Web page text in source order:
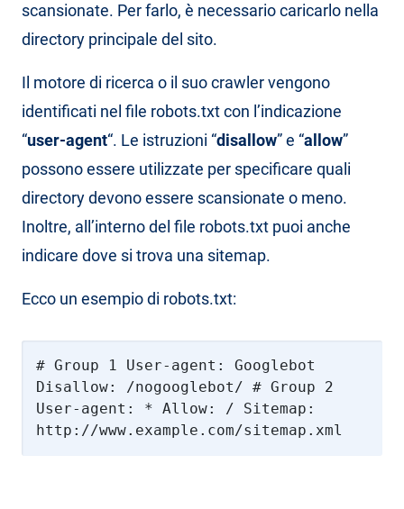
scansionate. Per farlo, è necessario caricarlo nella
directory principale del sito.
Il motore di ricerca o il suo crawler vengono
identificati nel file robots.txt con l’indicazione
“user-agent“. Le istruzioni “disallow” e “allow”
possono essere utilizzate per specificare quali
directory devono essere scansionate o meno.
Inoltre, all’interno del file robots.txt puoi anche
indicare dove si trova una sitemap.
Ecco un esempio di robots.txt:
# Group 1 User-agent: Googlebot
Disallow: /nogooglebot/ # Group 2
User-agent: * Allow: / Sitemap:
http://www.example.com/sitemap.xml